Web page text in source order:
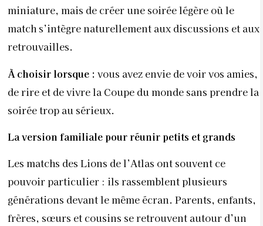
miniature, mais de créer une soirée légère où le
match s’intègre naturellement aux discussions et aux
retrouvailles.
À choisir lorsque : vous avez envie de voir vos amies,
de rire et de vivre la Coupe du monde sans prendre la
soirée trop au sérieux.
La version familiale pour réunir petits et grands
Les matchs des Lions de l’Atlas ont souvent ce
pouvoir particulier : ils rassemblent plusieurs
générations devant le même écran. Parents, enfants,
frères, sœurs et cousins se retrouvent autour d’un